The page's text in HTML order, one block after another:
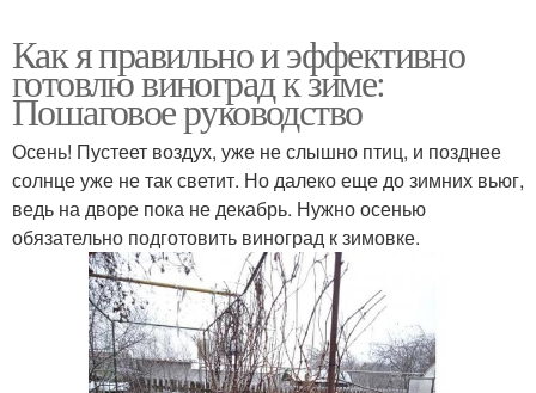
Как я правильно и эффективно
готовлю виноград к зиме:
Пошаговое руководство
Осень! Пустеет воздух, уже не слышно птиц, и позднее
солнце уже не так светит. Но далеко еще до зимних вьюг,
ведь на дворе пока не декабрь. Нужно осенью
обязательно подготовить виноград к зимовке.